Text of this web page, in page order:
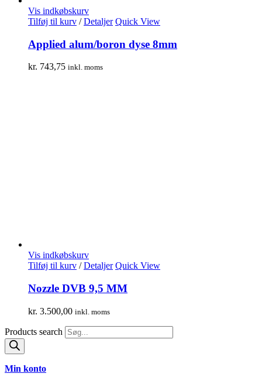
Vis indkøbskurv
Tilføj til kurv / Detaljer Quick View
Applied alum/boron dyse 8mm
kr. 743,75 inkl. moms
Vis indkøbskurv
Tilføj til kurv / Detaljer Quick View
Nozzle DVB 9,5 MM
kr. 3.500,00 inkl. moms
Products search
Min konto